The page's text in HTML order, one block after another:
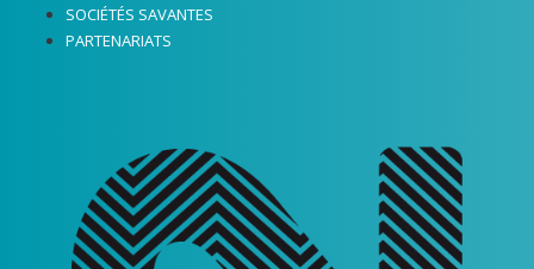
SOCIÉTÉS SAVANTES
PARTENARIATS